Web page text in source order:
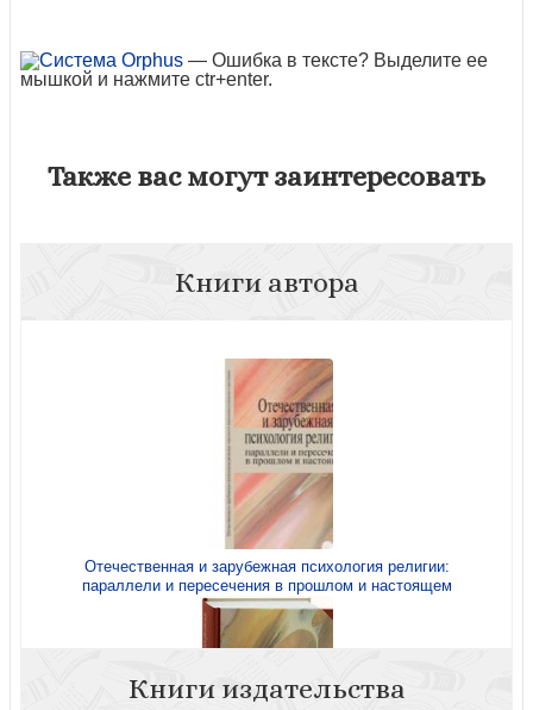
— Ошибка в тексте? Выделите ее
мышкой и нажмите ctr+enter.
Также вас могут заинтересовать
Книги автора
Отечественная и зарубежная психология религии:
параллели и пересечения в прошлом и настоящем
Книги издательства